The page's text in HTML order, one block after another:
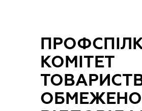
КОМІТЕТ